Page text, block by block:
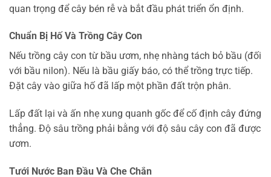
quan trọng để cây bén rễ và bắt đầu phát triển ổn định.
Chuẩn Bị Hố Và Trồng Cây Con
Nếu trồng cây con từ bầu ươm, nhẹ nhàng tách bỏ bầu (đối
với bầu nilon). Nếu là bầu giấy báo, có thể trồng trực tiếp.
Đặt cây vào giữa hố đã lấp một phần đất trộn phân.
Lấp đất lại và ấn nhẹ xung quanh gốc để cố định cây đứng
thẳng. Độ sâu trồng phải bằng với độ sâu cây con đã được
ươm.
Tưới Nước Ban Đầu Và Che Chắn